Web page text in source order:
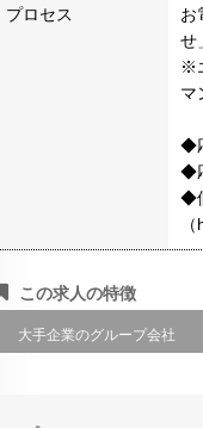
プロセス
お
せ
※
マ
◆
◆
◆
この求人の特徴
大手企業のグループ会社